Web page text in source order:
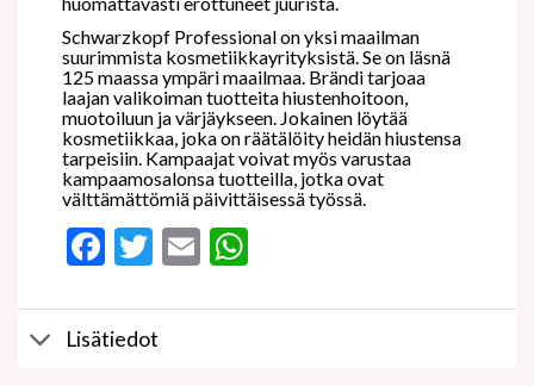
Schwarzkopf Professional on yksi maailman
suurimmista kosmetiikkayrityksistä. Se on läsnä
125 maassa ympäri maailmaa. Brändi tarjoaa
laajan valikoiman tuotteita hiustenhoitoon,
muotoiluun ja värjäykseen. Jokainen löytää
kosmetiikkaa, joka on räätälöity heidän hiustensa
tarpeisiin. Kampaajat voivat myös varustaa
kampaamosalonsa tuotteilla, jotka ovat
välttämättömiä päivittäisessä työssä.
Facebook
Twitter
EmailWhatsApp
Lisätiedot